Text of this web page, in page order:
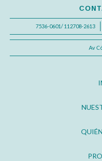
7536-0601/ 112708-2613
Av